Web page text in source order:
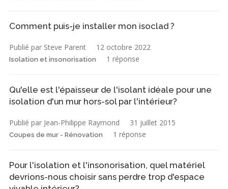
Comment puis-je installer mon isoclad ?
Publié par Steve Parent 12 octobre 2022
Isolation et insonorisation 1 réponse
Qu'elle est l'épaisseur de l'isolant idéale pour une
isolation d'un mur hors-sol par l'intérieur?
Publié par Jean-Philippe Raymond 31 juillet 2015
Coupes de mur - Rénovation 1 réponse
Pour l'isolation et l'insonorisation, quel matériel
devrions-nous choisir sans perdre trop d'espace